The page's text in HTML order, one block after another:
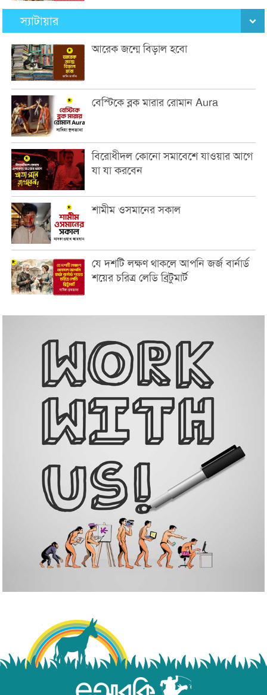
স্যাটায়ার
আরেক জন্মে বিড়াল হবো
বেস্টিকে ব্লক মারার রোমান Aura
বিরোধীদল কোনো সমাবেশে যাওয়ার আগে
যা যা করবেন
শামীম ওসমানের সকাল
যে দশটি লক্ষণ থাকলে আপনি জর্জ বার্নার্ড
শয়ের চরিত্র লেডি ব্রিটুমার্ট